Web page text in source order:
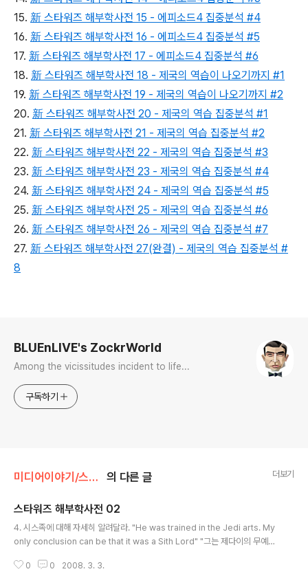
15. 新 스타워즈 해부학사전 15 - 에피소드4 집중분석 #4
16. 新 스타워즈 해부학사전 16 - 에피소드4 집중분석 #5
17. 新 스타워즈 해부학사전 17 - 에피소드4 집중분석 #6
18. 新 스타워즈 해부학사전 18 - 제국의 역습이 나오기까지 #1
19. 新 스타워즈 해부학사전 19 - 제국의 역습이 나오기까지 #2
20. 新 스타워즈 해부학사전 20 - 제국의 역습 집중분석 #1
21. 新 스타워즈 해부학사전 21 - 제국의 역습 집중분석 #2
22. 新 스타워즈 해부학사전 22 - 제국의 역습 집중분석 #3
23. 新 스타워즈 해부학사전 23 - 제국의 역습 집중분석 #4
24. 新 스타워즈 해부학사전 24 - 제국의 역습 집중분석 #5
25. 新 스타워즈 해부학사전 25 - 제국의 역습 집중분석 #6
26. 新 스타워즈 해부학사전 26 - 제국의 역습 집중분석 #7
27. 新 스타워즈 해부학사전 27(완결) - 제국의 역습 집중분석 #
8
BLUEnLIVE's ZockrWorld
Among the vicissitudes incident to life...
구독하기
미디어이야기/스타워즈 의 다른 글 더보기
스타워즈 해부학사전 02
4. 시스족에 대해 자세히 알려달라. "He was trained in the Jedi arts. My
only conclusion can be that it was a Sith Lord" "그는 제다이의 무예로
다." "Impossible. The Sith have been extinct for a millenium" "그것
0 0 2008. 3. 3.